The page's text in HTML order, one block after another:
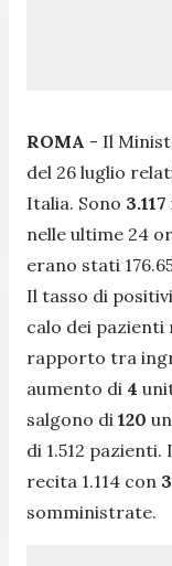
ROMA - Il
del 26 luglio
Italia. Sono 3.117
nelle ultime 24
erano stati
Il tasso di
calo dei pazienti
rapporto tra
aumento di 4
salgono di 120
di 1.512
recita 1.114 con
somministrate.